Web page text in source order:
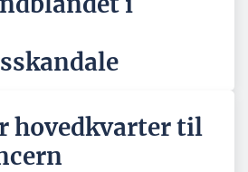
hovedkvarter til